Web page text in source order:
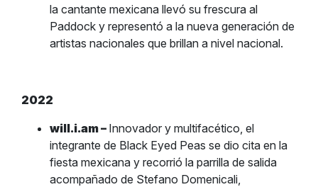
la cantante mexicana llevó su frescura al
Paddock y representó a la nueva generación de
artistas nacionales que brillan a nivel nacional.
2022
will.i.am – Innovador y multifacético, el
integrante de Black Eyed Peas se dio cita en la
fiesta mexicana y recorrió la parrilla de salida
acompañado de Stefano Domenicali,